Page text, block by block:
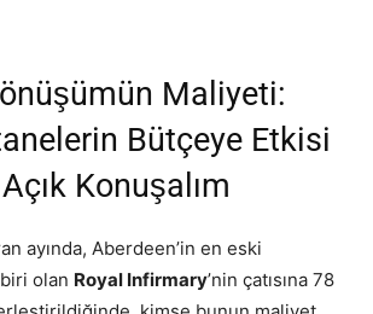
Maliyeti:
Bütçeye Etkisi
Konuşalım
ayında, Aberdeen’in en eski
olan Royal Infirmary’nin çatısına 78